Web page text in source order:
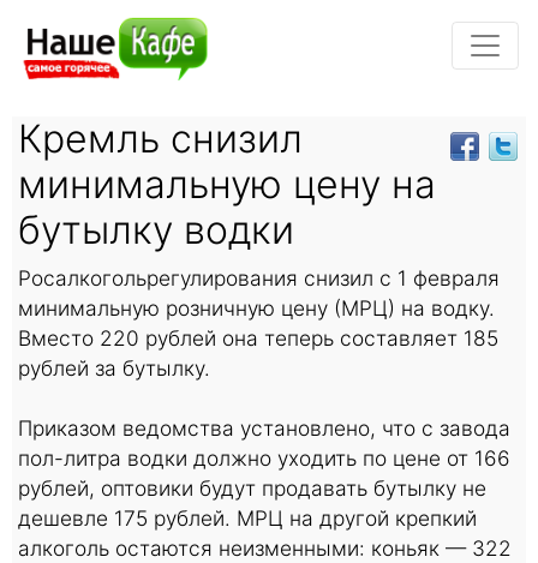
Кремль снизил
минимальную цену на
бутылку водки
Росалкогольрегулирования снизил с 1 февраля
минимальную розничную цену (МРЦ) на водку.
Вместо 220 рублей она теперь составляет 185
рублей за бутылку.
Приказом ведомства установлено, что с завода
пол-литра водки должно уходить по цене от 166
рублей, оптовики будут продавать бутылку не
дешевле 175 рублей. МРЦ на другой крепкий
алкоголь остаются неизменными: коньяк — 322